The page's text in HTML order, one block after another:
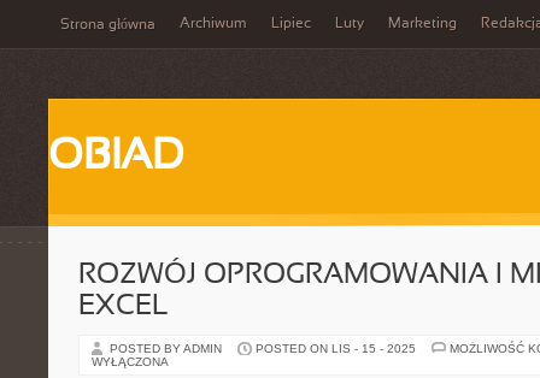
Strona główna Archiwum Lipiec Luty Marketing
OBIAD
ROZWÓJ OPROGRAMOWANIA I
EXCEL
POSTED BY ADMIN POSTED ON LIS - 15 - 2025
MOŻLIWOŚĆ
WYŁĄCZONA